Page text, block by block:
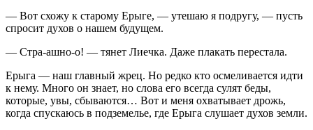
— Вот схожу к старому Ерыге, — утешаю я подругу, — пусть
спросит духов о нашем будущем.
— Стра-ашно-о! — тянет Лиечка. Даже плакать перестала.
Ерыга — наш главный жрец. Но редко кто осмеливается идти
к нему. Много он знает, но слова его всегда сулят беды,
которые, увы, сбываются… Вот и меня охватывает дрожь,
когда спускаюсь в подземелье, где Ерыга слушает духов земли.